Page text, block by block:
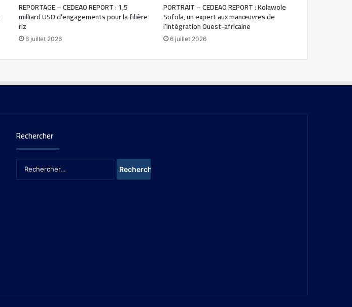
REPORTAGE – CEDEAO REPORT : 1,5
milliard USD d’engagements pour la filière
riz
6 juillet 2026
PORTRAIT – CEDEAO REPORT : Kolawole
Sofola, un expert aux manœuvres de
l’intégration Ouest-africaine
6 juillet 2026
Rechercher